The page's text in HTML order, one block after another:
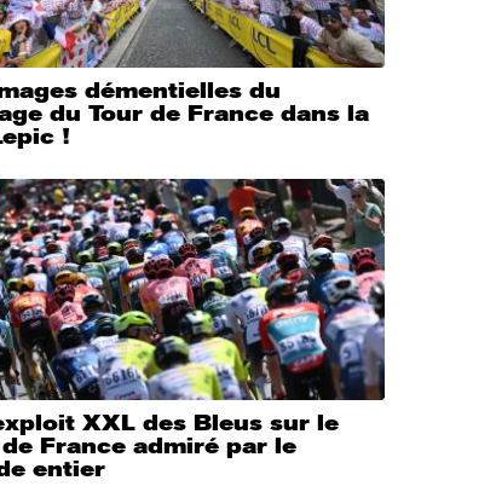
démentielles du
du Tour de France dans la
!
XXL des Bleus sur le
France admiré par le
entier